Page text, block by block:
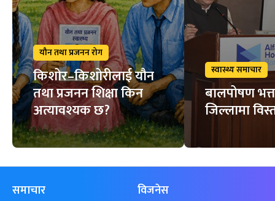
यौन तथा प्रजनन रोग
किशोर–किशोरीलाई यौन
तथा प्रजनन शिक्षा किन
अत्यावश्यक छ?
स्वास्थ्य समाचार
बालपोषण
जिल्लामा
समाचार विजनेस